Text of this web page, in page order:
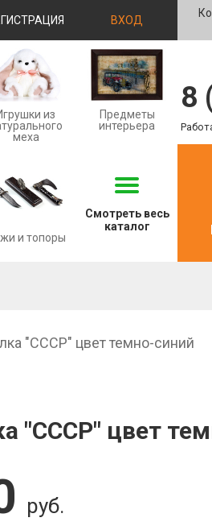
ВХОД
из
меха
Предметы
интерьера
и топоры
Смотреть весь
каталог
8
"СССР" цвет темно-синий
"СССР" цвет
руб.